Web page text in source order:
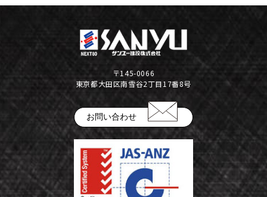
株式インフォメーション
学生の皆さまへ
会社の特徴
採用情報
建設部門の協力会社のみなさまへ
（請求書関係はコチラ）
金属製品部門(埼玉金属工場)
（請求書用紙ダウンロードはコチラ）
〒145-0066
東京都大田区南雪谷2丁目17番8号
お問い合わせ